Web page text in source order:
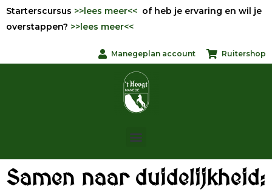
Starterscursus >>lees meer<< of heb je ervaring en wil je
overstappen? >>lees meer<<
Manegeplan account Ruitershop
Samen naar duidelijkheid: